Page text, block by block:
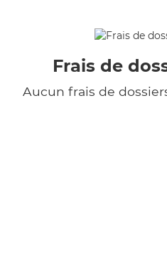
Frais de
Aucun frais de